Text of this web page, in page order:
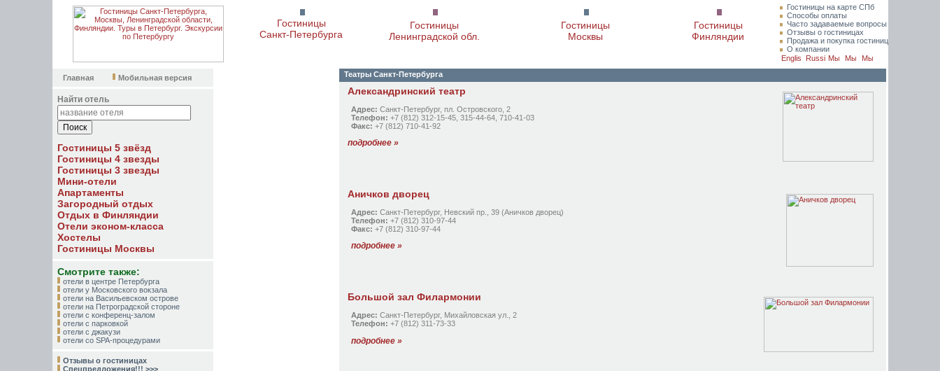
Гостиницы
Санкт-Петербурга
Гостиницы
Ленинградской обл.
Гостиницы
Москвы
Гостиницы
Финляндии
Гостиницы на карте СПб
Способы оплаты
Часто задаваемые вопросы
Отзывы о гостиницах
Продажа и покупка гостиниц
О компании
Главная Мобильная версия
Найти отель
Гостиницы 5 звёзд
Гостиницы 4 звезды
Гостиницы 3 звезды
Мини-отели
Апартаменты
Загородный отдых
Отдых в Финляндии
Отели эконом-класса
Хостелы
Гостиницы Москвы
Смотрите также:
отели в центре Петербурга
отели у Московского вокзала
отели на Васильевском острове
отели на Петроградской стороне
отели с конференц-залом
отели с парковкой
отели с джакузи
отели со SPA-процедурами
Отзывы о гостиницах
Спецпредложения!!! >>>
Театры Санкт-Петербурга
Александринский театр
Адрес: Санкт-Петербург, пл. Островского, 2
Телефон: +7 (812) 312-15-45, 315-44-64, 710-41-03
Факс: +7 (812) 710-41-92
подробнее »
Аничков дворец
Адрес: Санкт-Петербург, Невский пр., 39 (Аничков дворец)
Телефон: +7 (812) 310-97-44
Факс: +7 (812) 310-97-44
подробнее »
Большой зал Филармонии
Адрес: Санкт-Петербург, Михайловская ул., 2
Телефон: +7 (812) 311-73-33
подробнее »